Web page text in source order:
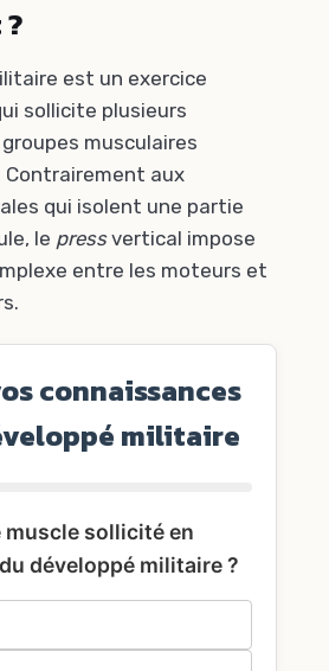
est un exercice
sollicite plusieurs
musculaires
aux
qui isolent une partie
le pressvertical impose
entre les moteurs et
connaissances
militaire
muscle sollicité en
développé militaire ?